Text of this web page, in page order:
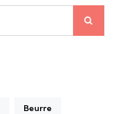
Beurre